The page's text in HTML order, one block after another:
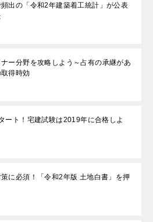
出の「令和2年建築着工統計」が公表
ー分野を攻略しよう～占有の承継があ
得時効
ート！宅建試験は2019年に合格しよ
に必須！「令和2年版 土地白書」を押